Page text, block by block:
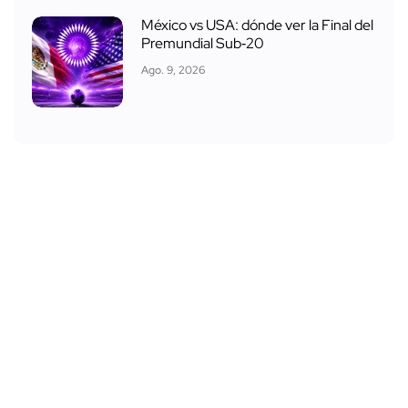
México vs USA: dónde ver la Final del
Premundial Sub‑20
Ago. 9, 2026